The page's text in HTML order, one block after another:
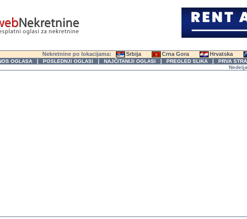
Nekretnine po lokacijama: Srbija Crna Gora Hrvatska
OGLASA | POSLEDNJI OGLASI | NAJČITANIJI OGLASI | PREGLED SLIKA | PRVA
Nedelja, 9.